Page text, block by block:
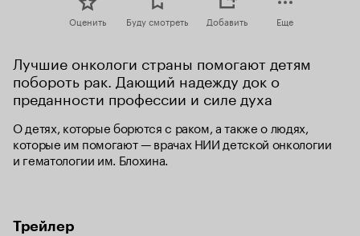
Оценить Буду смотреть Добавить Еще
Лучшие онкологи страны помогают детям
побороть рак. Дающий надежду док о
преданности профессии и силе духа
О детях, которые борются с раком, а также о людях,
которые им помогают — врачах НИИ детской онкологии
и гематологии им. Блохина.
Трейлер